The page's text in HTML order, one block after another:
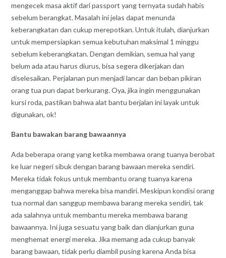
mengecek masa aktif dari passport yang ternyata sudah habis
sebelum berangkat. Masalah ini jelas dapat menunda
keberangkatan dan cukup merepotkan. Untuk itulah, dianjurkan
untuk mempersiapkan semua kebutuhan maksimal 1 minggu
sebelum keberangkatan. Dengan demikian, semua hal yang
belum ada atau harus diurus, bisa segera dikerjakan dan
diselesaikan. Perjalanan pun menjadi lancar dan beban pikiran
orang tua pun dapat berkurang. Oya, jika ingin menggunakan
kursi roda, pastikan bahwa alat bantu berjalan ini layak untuk
digunakan, ok!
Bantu bawakan barang bawaannya
Ada beberapa orang yang ketika membawa orang tuanya berobat
ke luar negeri sibuk dengan barang bawaan mereka sendiri.
Mereka tidak fokus untuk membantu orang tuanya karena
menganggap bahwa mereka bisa mandiri. Meskipun kondisi orang
tua normal dan sanggup membawa barang mereka sendiri, tak
ada salahnya untuk membantu mereka membawa barang
bawaannya. Ini juga sesuatu yang baik dan dianjurkan guna
menghemat energi mereka. Jika memang ada cukup banyak
barang bawaan, tidak perlu diambil pusing karena Anda bisa